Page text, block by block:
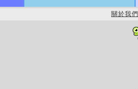
關於我們